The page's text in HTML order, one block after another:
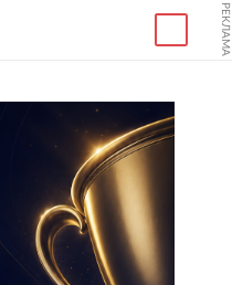
РЕКЛАМА